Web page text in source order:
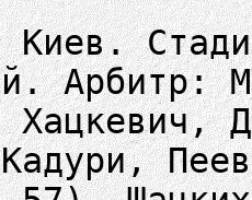
Арбитр: